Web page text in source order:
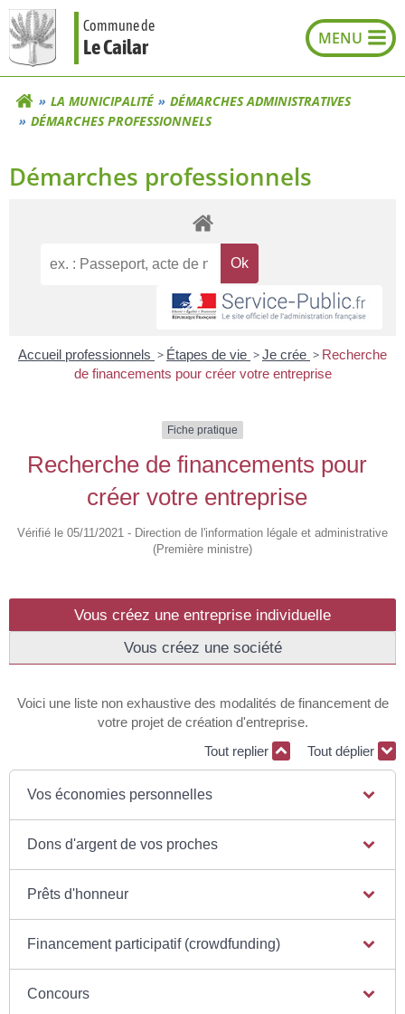
Aller
au
contenu
Commune de
Le Cailar
LA MUNICIPALITÉ
DÉMARCHES ADMINISTRATIVES
DÉMARCHES PROFESSIONNELS
Démarches professionnels
Accueil professionnels > Étapes de vie >Je crée > Recherche
de financements pour créer votre entreprise
Fiche pratique
Recherche de financements pour
créer votre entreprise
Vérifié le 05/11/2021 - Direction de l'information légale et administrative
(Première ministre)
Vous créez une entreprise individuelle
Vous créez une société
Voici une liste non exhaustive des modalités de financement de
votre projet de création d'entreprise.
Tout replier
Tout déplier
Vos économies personnelles
Dons d'argent de vos proches
Prêts d'honneur
Financement participatif (crowdfunding)
Concours